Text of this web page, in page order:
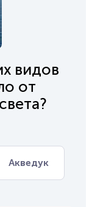
видов
от
Акведук